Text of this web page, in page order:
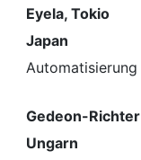
Eyela, Tokio
Japan
Gedeon-Richter
Ungarn